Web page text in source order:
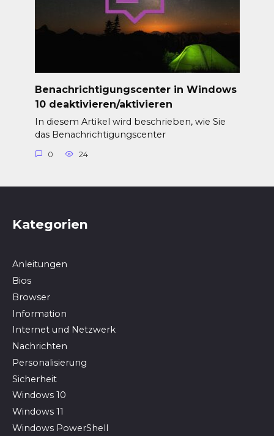
Benachrichtigungscenter in Windows
10 deaktivieren/aktivieren
In diesem Artikel wird beschrieben, wie Sie
das Benachrichtigungscenter
0 24
Kategorien
Anleitungen
Bios
Browser
In­for­ma­ti­on
Internet und Netzwerk
Nachrichten
Personalisierung
Sicherheit
Windows 10
Windows 11
Windows PowerShell